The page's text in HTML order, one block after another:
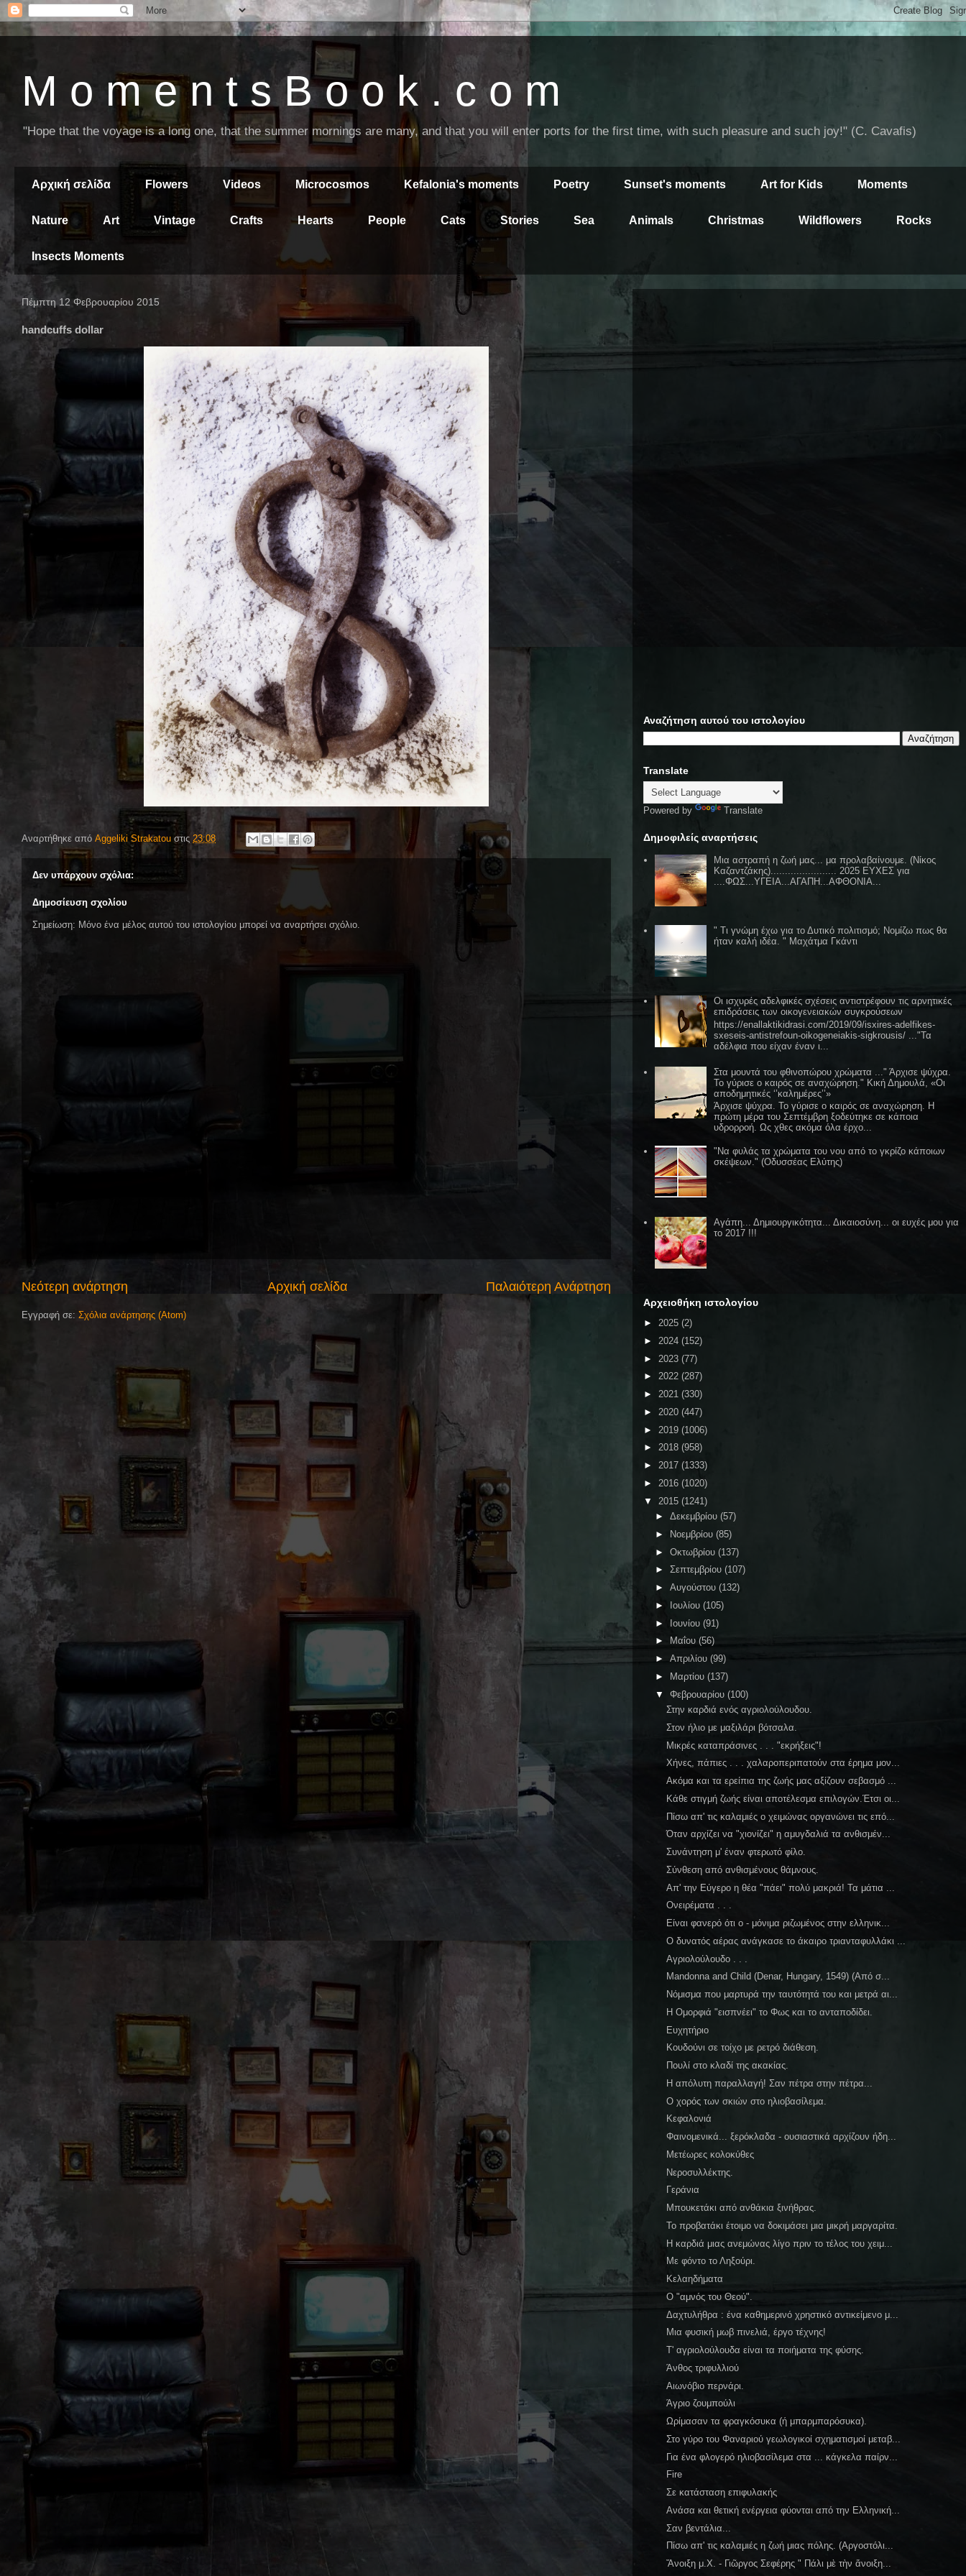
M o m e n t s B o o k . c o m
"Hope that the voyage is a long one, that the summer mornings are many, and that you will enter ports for the first time, with such pleasure and such joy!" (C. Cavafis)
Αρχική σελίδα Flowers Videos Microcosmos Kefalonia's moments Poetry Sunset's moments Art for Kids Moments
Nature Art Vintage Crafts Hearts People Cats Stories Sea Animals Christmas Wildflowers Rocks
Insects Moments
Πέμπτη 12 Φεβρουαρίου 2015
handcuffs dollar
Αναρτήθηκε από Aggeliki Strakatou στις 23:08
Δεν υπάρχουν σχόλια:
Δημοσίευση σχολίου
Σημείωση: Μόνο ένα μέλος αυτού του ιστολογίου μπορεί να αναρτήσει σχόλιο.
Νεότερη ανάρτηση Παλαιότερη Ανάρτηση
Αρχική σελίδα
Εγγραφή σε: Σχόλια ανάρτησης (Atom)
Αναζήτηση αυτού του ιστολογίου
Translate
Powered by Translate
Δημοφιλείς αναρτήσεις
Μια αστραπή η ζωή μας... μα προλαβαίνουμε. (Νίκος
Καζαντζάκης)....................... 2025 ΕΥΧΕΣ για
....ΦΩΣ...ΥΓΕΙΑ...ΑΓΑΠΗ...ΑΦΘΟΝΙΑ...
" Τι γνώμη έχω για το Δυτικό πολιτισμό; Νομίζω πως θα
ήταν καλή ιδέα. " Μαχάτμα Γκάντι
Οι ισχυρές αδελφικές σχέσεις αντιστρέφουν τις αρνητικές
επιδράσεις των οικογενειακών συγκρούσεων
https://enallaktikidrasi.com/2019/09/isxires-adelfikes-
sxeseis-antistrefoun-oikogeneiakis-sigkrousis/ ..."Τα
αδέλφια που είχαν έναν ι...
Στα μουντά του φθινοπώρου χρώματα ..." Άρχισε ψύχρα.
Το γύρισε ο καιρός σε αναχώρηση." Κική Δημουλά, «Οι
αποδημητικές ‘’καλημέρες’’»
Άρχισε ψύχρα. Το γύρισε ο καιρός σε αναχώρηση. Η
πρώτη μέρα του Σεπτέμβρη ξοδεύτηκε σε κάποια
υδρορροή. Ως χθες ακόμα όλα έρχο...
"Να φυλάς τα χρώματα του νου από το γκρίζο κάποιων
σκέψεων." (Οδυσσέας Ελύτης)
Αγάπη... Δημιουργικότητα... Δικαιοσύνη... οι ευχές μου για
το 2017 !!!
Αρχειοθήκη ιστολογίου
► 2025 (2)
► 2024 (152)
► 2023 (77)
► 2022 (287)
► 2021 (330)
► 2020 (447)
► 2019 (1006)
► 2018 (958)
► 2017 (1333)
► 2016 (1020)
▼ 2015 (1241)
► Δεκεμβρίου (57)
►
Νοεμβρίου (85)
► Οκτωβρίου (137)
► Σεπτεμβρίου (107)
► Αυγούστου (132)
►
Ιουλίου (105)
► Ιουνίου (91)
►
Μαΐου (56)
► Απριλίου (99)
►
Μαρτίου (137)
▼ Φεβρουαρίου (100)
Στην καρδιά ενός αγριολούλουδου.
Στον ήλιο με μαξιλάρι βότσαλα.
Μικρές καταπράσινες . . . "εκρήξεις"!
Χήνες, πάπιες . . . χαλαροπεριπατούν στα έρημα μον...
Ακόμα και τα ερείπια της ζωής μας αξίζουν σεβασμό ...
Κάθε στιγμή ζωής είναι αποτέλεσμα επιλογών.Έτσι οι...
Πίσω απ' τις καλαμιές ο χειμώνας οργανώνει τις επό...
Όταν αρχίζει να "χιονίζει" η αμυγδαλιά τα ανθισμέν...
Συνάντηση μ' έναν φτερωτό φίλο.
Σύνθεση από ανθισμένους θάμνους.
Απ' την Εύγερο η θέα "πάει" πολύ μακριά! Τα μάτια ...
Ονειρέματα . . .
Είναι φανερό ότι ο - μόνιμα ριζωμένος στην ελληνικ...
Ο δυνατός αέρας ανάγκασε το άκαιρο τριανταφυλλάκι ...
Αγριολούλουδο . . .
Mandonna and Child (Denar, Hungary, 1549) (Από σ...
Νόμισμα που μαρτυρά την ταυτότητά του και μετρά αι...
Η Ομορφιά "εισπνέει" το Φως και το ανταποδίδει.
Ευχητήριο
Κουδούνι σε τοίχο με ρετρό διάθεση.
Πουλί στο κλαδί της ακακίας.
Η απόλυτη παραλλαγή! Σαν πέτρα στην πέτρα...
Ο χορός των σκιών στο ηλιοβασίλεμα.
Κεφαλονιά
Φαινομενικά... ξερόκλαδα - ουσιαστικά αρχίζουν ήδη...
Μετέωρες κολοκύθες
Νεροσυλλέκτης.
Γεράνια
Μπουκετάκι από ανθάκια ξινήθρας.
Το προβατάκι έτοιμο να δοκιμάσει μια μικρή μαργαρίτα.
Η καρδιά μιας ανεμώνας λίγο πριν το τέλος του χειμ...
Με φόντο το Ληξούρι.
Κελαηδήματα
Ο "αμνός του Θεού".
Δαχτυλήθρα : ένα καθημερινό χρηστικό αντικείμενο μ...
Μια φυσική μωβ πινελιά, έργο τέχνης!
Τ' αγριολούλουδα είναι τα ποιήματα της φύσης.
Άνθος τριφυλλιού
Αιωνόβιο περνάρι.
Άγριο ζουμπούλι
Ωρίμασαν τα φραγκόσυκα (ή μπαρμπαρόσυκα).
Στο γύρο του Φαναριού γεωλογικοί σχηματισμοί μεταβ...
Για ένα φλογερό ηλιοβασίλεμα στα ... κάγκελα παίρν...
Fire
Σε κατάσταση επιφυλακής
Ανάσα και θετική ενέργεια φύονται από την Ελληνική...
Σαν βεντάλια...
Πίσω απ' τις καλαμιές η ζωή μιας πόλης. (Αργοστόλι...
Ἄνοιξη μ.Χ. - Γιῶργος Σεφέρης " Πάλι μὲ τὴν ἄνοιξη...